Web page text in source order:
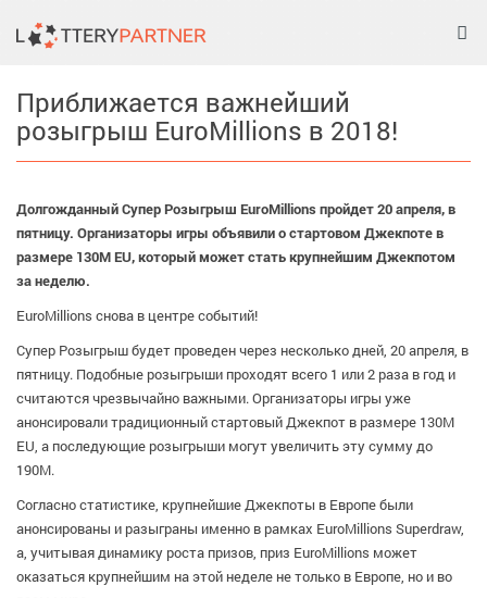
Приближается важнейший
розыгрыш EuroMillions в 2018!
Долгожданный Супер Розыгрыш EuroMillions пройдет 20 апреля, в
пятницу. Организаторы игры объявили о стартовом Джекпоте в
размере 130М EU, который может стать крупнейшим Джекпотом
за неделю.
EuroMillions снова в центре событий!
Супер Розыгрыш будет проведен через несколько дней, 20 апреля, в
пятницу. Подобные розыгрыши проходят всего 1 или 2 раза в год и
считаются чрезвычайно важными. Организаторы игры уже
анонсировали традиционный стартовый Джекпот в размере 130M
EU, а последующие розыгрыши могут увеличить эту сумму до
190M.
Согласно статистике, крупнейшие Джекпоты в Европе были
анонсированы и разыграны именно в рамках EuroMillions Superdraw,
а, учитывая динамику роста призов, приз EuroMillions может
оказаться крупнейшим на этой неделе не только в Европе, но и во